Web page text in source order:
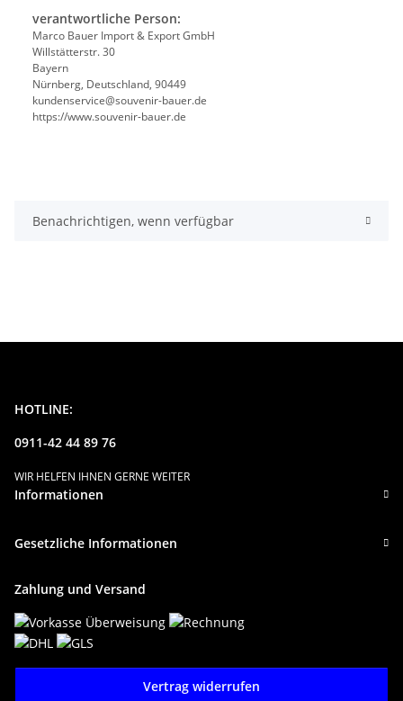
verantwortliche Person:
Marco Bauer Import & Export GmbH
Willstätterstr. 30
Bayern
Nürnberg, Deutschland, 90449
kundenservice@souvenir-bauer.de
https://www.souvenir-bauer.de
Benachrichtigen, wenn verfügbar
HOTLINE:
0911-42 44 89 76
WIR HELFEN IHNEN GERNE WEITER
Informationen
Gesetzliche Informationen
Zahlung und Versand
Vertrag widerrufen